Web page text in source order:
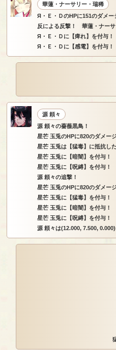
華蓮・ナーサリー・瑞稀
Я・Ｅ・ＤのHPに151のダメー
反による反撃！ 華蓮・ナーサ
Я・Ｅ・Ｄに【痺れ】を付与！
Я・Ｅ・Ｄに【感電】を付与！
源 頼々
源 頼々の薔薇黒鳥！
星芒 玉兎のHPに820のダメージ
星芒 玉兎は【猛毒】に抵抗した
星芒 玉兎に【暗闇】を付与！
星芒 玉兎に【呪縛】を付与！
源 頼々の追撃！
星芒 玉兎のHPに820のダメージ
星芒 玉兎に【猛毒】を付与！
星芒 玉兎に【暗闇】を付与！
星芒 玉兎に【呪縛】を付与！
源 頼々は(12.000, 7.500, 0.000)